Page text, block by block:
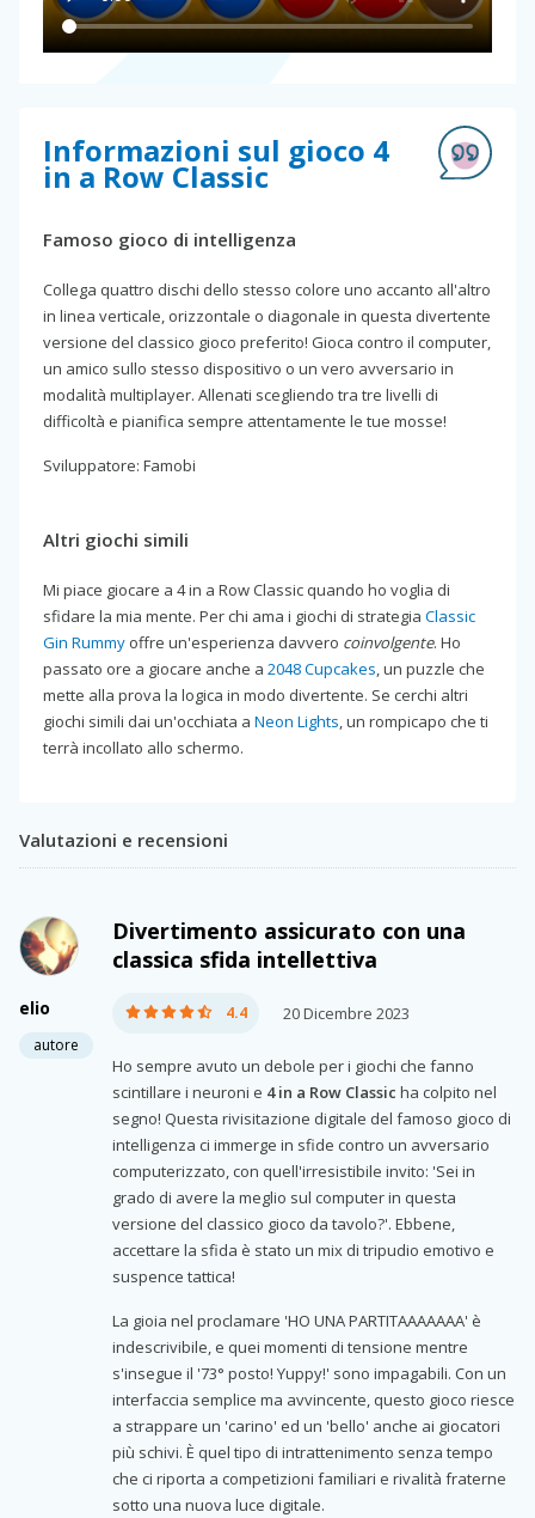
Informazioni sul gioco 4
in a Row Classic
Famoso gioco di intelligenza
Collega quattro dischi dello stesso colore uno accanto all'altro
in linea verticale, orizzontale o diagonale in questa divertente
versione del classico gioco preferito! Gioca contro il computer,
un amico sullo stesso dispositivo o un vero avversario in
modalità multiplayer. Allenati scegliendo tra tre livelli di
difficoltà e pianifica sempre attentamente le tue mosse!
Sviluppatore: Famobi
Altri giochi simili
Mi piace giocare a 4 in a Row Classic quando ho voglia di
sfidare la mia mente. Per chi ama i giochi di strategia Classic
Gin Rummy offre un'esperienza davvero coinvolgente. Ho
passato ore a giocare anche a 2048 Cupcakes, un puzzle che
mette alla prova la logica in modo divertente. Se cerchi altri
giochi simili dai un'occhiata a Neon Lights, un rompicapo che ti
terrà incollato allo schermo.
Valutazioni e recensioni
elio
autore
Divertimento assicurato con una
classica sfida intellettiva
4.4 20 Dicembre 2023
Ho sempre avuto un debole per i giochi che fanno
scintillare i neuroni e 4 in a Row Classic ha colpito nel
segno! Questa rivisitazione digitale del famoso gioco di
intelligenza ci immerge in sfide contro un avversario
computerizzato, con quell'irresistibile invito: 'Sei in
grado di avere la meglio sul computer in questa
versione del classico gioco da tavolo?'. Ebbene,
accettare la sfida è stato un mix di tripudio emotivo e
suspence tattica!
La gioia nel proclamare 'HO UNA PARTITAAAAAAA' è
indescrivibile, e quei momenti di tensione mentre
s'insegue il '73° posto! Yuppy!' sono impagabili. Con un
interfaccia semplice ma avvincente, questo gioco riesce
a strappare un 'carino' ed un 'bello' anche ai giocatori
più schivi. È quel tipo di intrattenimento senza tempo
che ci riporta a competizioni familiari e rivalità fraterne
sotto una nuova luce digitale.